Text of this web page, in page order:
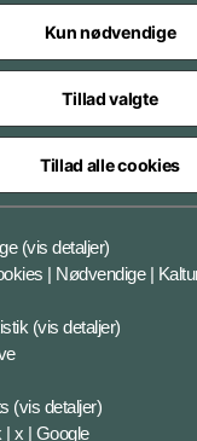
under
Kun nødvendige
Tillad valgte
Tillad alle cookies
(vis detaljer)
| Nødvendige |
(vis detaljer)
(vis detaljer)
| x | Google